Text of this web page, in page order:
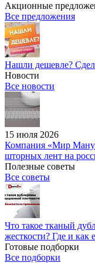
Акционные
Все предложения
Нашли дешевле?
Новости
Все новости
15 июля 2026
Компания «Мир
шторных лент на
Полезные советы
Все советы
Что такое тканый
жесткости? Где и
Готовые подборки
Все подборки